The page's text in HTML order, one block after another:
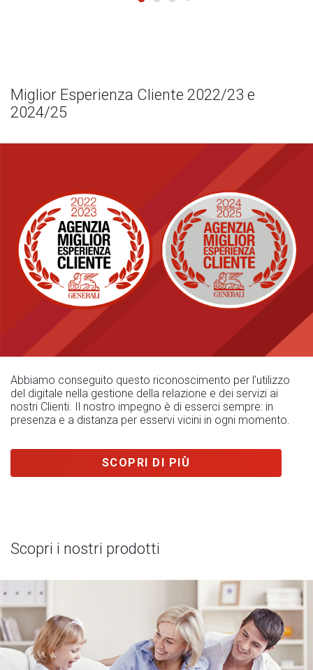
Miglior Esperienza Cliente 2022/23 e
2024/25
Abbiamo conseguito questo riconoscimento per l’utilizzo
del digitale nella gestione della relazione e dei servizi ai
nostri Clienti. Il nostro impegno è di esserci sempre: in
presenza e a distanza per esservi vicini in ogni momento.
SCOPRI DI PIÙ
Scopri i nostri prodotti